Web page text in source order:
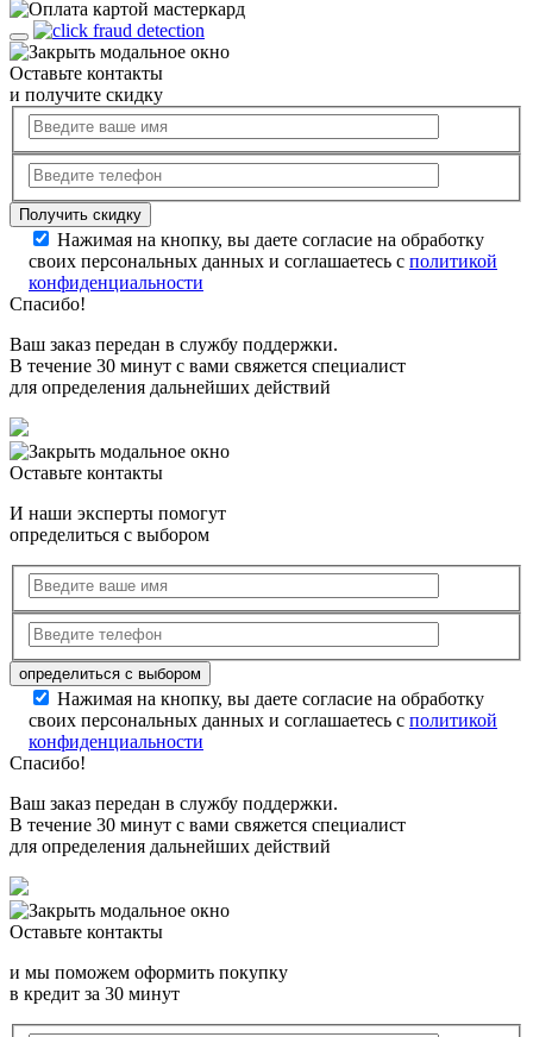
Оставьте контакты
и получите скидку
Нажимая на кнопку, вы даете согласие на обработку
своих персональных данных и соглашаетесь с политикой
конфиденциальности
Спасибо!
Ваш заказ передан в службу поддержки.
В течение 30 минут с вами свяжется специалист
для определения дальнейших действий
Оставьте контакты
И наши эксперты помогут
определиться с выбором
Нажимая на кнопку, вы даете согласие на обработку
своих персональных данных и соглашаетесь с политикой
конфиденциальности
Спасибо!
Ваш заказ передан в службу поддержки.
В течение 30 минут с вами свяжется специалист
для определения дальнейших действий
Оставьте контакты
и мы поможем оформить покупку
в кредит за 30 минут